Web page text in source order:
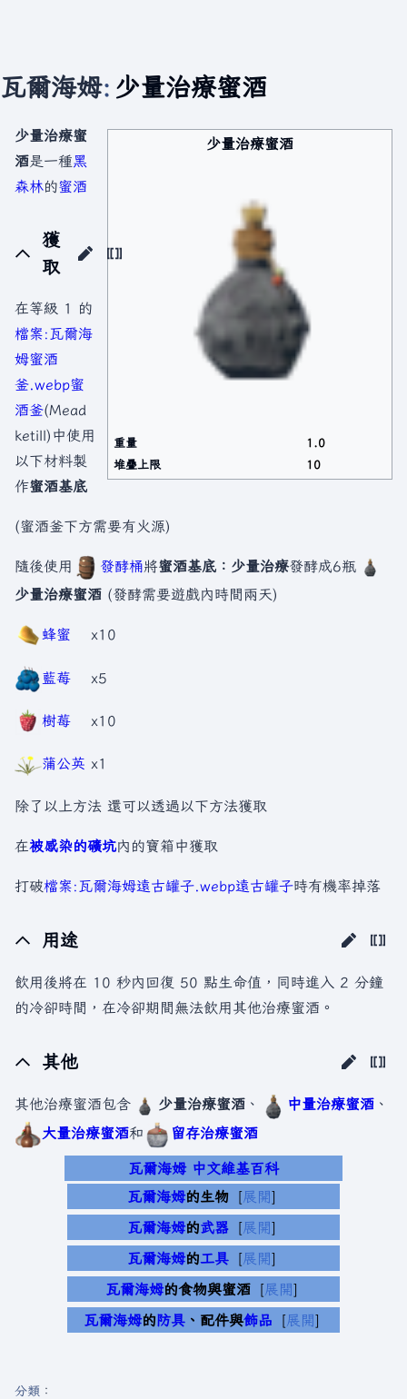
瓦爾海姆: 少量治療蜜酒
少量治療蜜酒
重量
1.0
堆疊上限
10
少量治療蜜
酒是一種黑
森林的蜜酒
獲
取
在等級 1 的
檔案:瓦爾海
姆蜜酒
釜.webp蜜
酒釜(Mead
ketill)中使用
以下材料製
作蜜酒基底
(蜜酒釜下方需要有火源)
隨後使用 發酵桶將蜜酒基底：少量治療發酵成6瓶
少量治療蜜酒 (發酵需要遊戲內時間兩天)
蜂蜜 x10
藍莓 x5
樹莓 x10
蒲公英 x1
除了以上方法 還可以透過以下方法獲取
在被感染的礦坑內的寶箱中獲取
打破檔案:瓦爾海姆遠古罐子.webp遠古罐子時有機率掉落
用途
飲用後將在 10 秒內回復 50 點生命值，同時進入 2 分鐘
的冷卻時間，在冷卻期間無法飲用其他治療蜜酒。
其他
其他治療蜜酒包含 少量治療蜜酒 、 中量治療蜜酒 、
大量治療蜜酒和 留存治療蜜酒
瓦爾海姆 中文維基百科
瓦爾海姆的生物
展開
瓦爾海姆的武器
展開
瓦爾海姆的工具
展開
瓦爾海姆的食物與蜜酒
展開
瓦爾海姆的防具、配件與飾品 展開
分類 ：​